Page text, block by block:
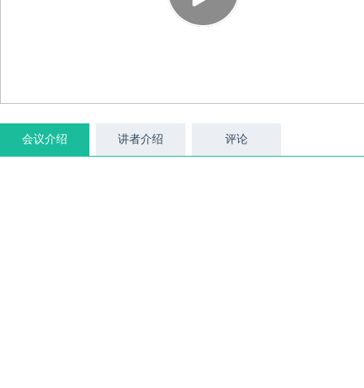
会议介绍 讲者介绍 评论